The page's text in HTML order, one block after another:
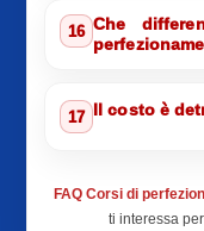
16 Che
17 Il costo è
FAQ Corsi di
ti interessa